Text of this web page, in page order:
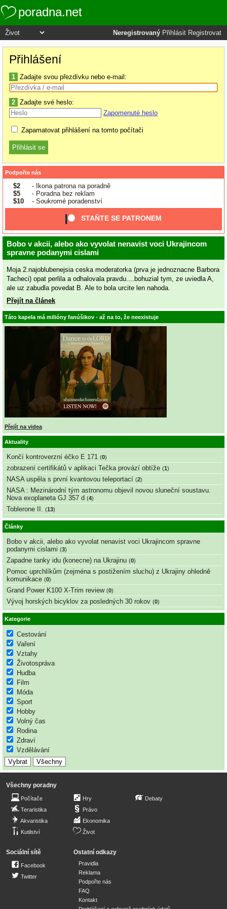
poradna.net
Neregistrovaný Přihlásit Registrovat
Přihlášení
1 Zadajte svou přezdívku nebo e-mail:
2 Zadajte své heslo:
Zapomenuté heslo
Zapamatovat přihlášení na tomto počítači
Podpořte nás
$2
- Ikona patrona na poradně
$5
- Poradna bez reklam
$10
- Soukromé poradenství
STAŇTE SE PATRONEM
Bobo v akcii, alebo ako vyvolat nenavist voci Ukrajincom
spravne podanymi cislami
Moja 2.najoblubenejsia ceska moderatorka (prva je jednoznacne Barbora
Tacheci) opat perlila a odhalovala pravdu....bohuzial tym, ze uviedla A,
ale uz zabudla povedat B. Ale to bola urcite len nahoda.
Přejít na článek
Táto kapela má milióny fanúšikov - až na to, že neexistuje
Přejít na videa
Aktuality
Končí kontroverzní éčko E 171 (0)
zobrazení certifikátů v aplikaci Tečka provází obtíže (1)
NASA uspěla s první kvantovou teleportací (2)
NASA : Mezinárodní tým astronomu objevil novou sluneční soustavu.
Nova exoplaneta GJ 357 d (4)
Toblerone II. (13)
Články
Bobo v akcii, alebo ako vyvolat nenavist voci Ukrajincom spravne
podanymi cislami (3)
Zapadne tanky idu (konecne) na Ukrajinu (0)
Pomoc uprchlíkům (zejména s postižením sluchu) z Ukrajiny ohledně
komunikace (0)
Grand Power K100 X-Trim review (0)
Vývoj horských bicyklov za posledných 30 rokov (0)
Kategorie
Cestování
Vaření
Vztahy
Životospráva
Hudba
Film
Móda
Sport
Hobby
Volný čas
Rodina
Zdraví
Vzdělávání
Všechny poradny
Počítače
Teraristika
Akvaristika
Kutilství
Hry
Právo
Ekonomika
Život
Debaty
Sociální sítě
Facebook
Twitter
Ostatní odkazy
Pravidla
Reklama
Podpořte nás
FAQ
Kontakt